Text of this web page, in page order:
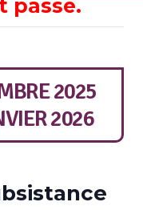
passé.
2025
2026